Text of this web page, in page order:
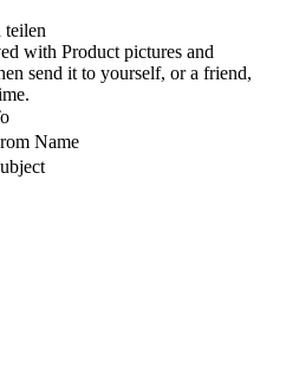
teilen
with Product pictures and
send it to yourself, or a friend,
Name